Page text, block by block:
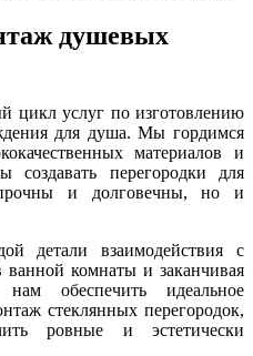
душевых
цикл услуг по изготовлению
для душа. Мы гордимся
материалов и
создавать перегородки для
и долговечны, но и
детали взаимодействия с
ванной комнаты и заканчивая
обеспечить идеальное
стеклянных перегородок,
ровные и эстетически